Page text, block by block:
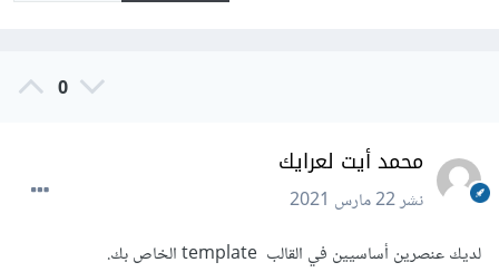
0
محمد أيت لعرايك
نشر22 مارس 2021
لديك عنصرين أساسيين في القالب template الخاص بك.